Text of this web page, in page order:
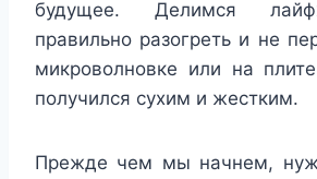
будущее. Делимся
правильно разогреть и не
микроволновке или на
получился сухим и жестким.
Прежде чем мы начнем,